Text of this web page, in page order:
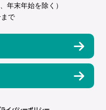
年末年始を除く）
で